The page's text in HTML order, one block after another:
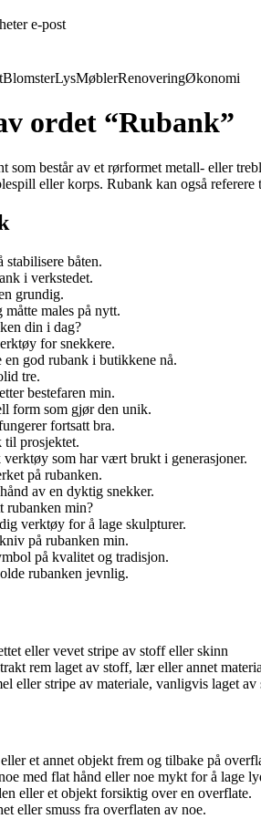
e-post
BlomsterLysMøblerRenoveringØkonomi
ordet “Rubank”
som består av et rørformet metall- eller
eller korps. Rubank kan også
båten.
i verkstedet.
grundig.
males på nytt.
din i dag?
for snekkere.
god rubank i butikkene nå.
tre.
bestefaren min.
form som gjør den unik.
fortsatt bra.
til prosjektet.
verktøy som har vært brukt i generasjoner.
på rubanken.
av en dyktig snekker.
rubanken min?
verktøy for å lage skulpturer.
på rubanken min.
på kvalitet og tradisjon.
rubanken jevnlig.
eller vevet stripe av stoff eller skinn
rem laget av stoff, lær eller annet
eller stripe av materiale, vanligvis laget
et annet objekt frem og tilbake på
med flat hånd eller noe mykt for å lage
eller et objekt forsiktig over en overflate.
eller smuss fra overflaten av noe.